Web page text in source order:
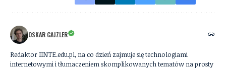
OSKAR GAJZLER
Redaktor IINTE.edu.pl, na co dzień zajmuje się technologiami
internetowymi i tłumaczeniem skomplikowanych tematów na prosty